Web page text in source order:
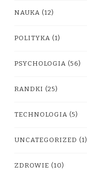
NAUKA (12)
POLITYKA (1)
PSYCHOLOGIA (56)
RANDKI (25)
TECHNOLOGIA (5)
UNCATEGORIZED (1)
ZDROWIE (10)